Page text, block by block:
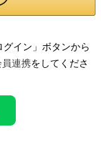
イン」ボタンから
員連携をしてくださ